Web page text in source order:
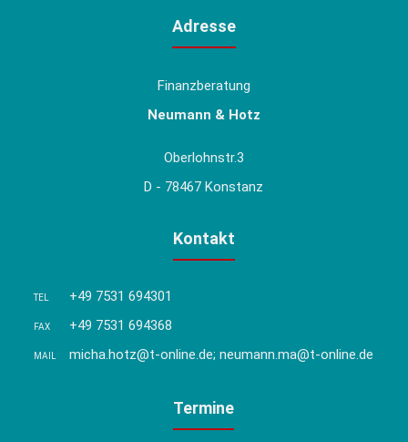
Adresse
Finanzberatung
Neumann & Hotz
Oberlohnstr.3
D - 78467 Konstanz
Kontakt
TEL +49 7531 694301
FAX +49 7531 694368
MAIL micha.hotz@t-online.de; neumann.ma@t-online.de
Termine